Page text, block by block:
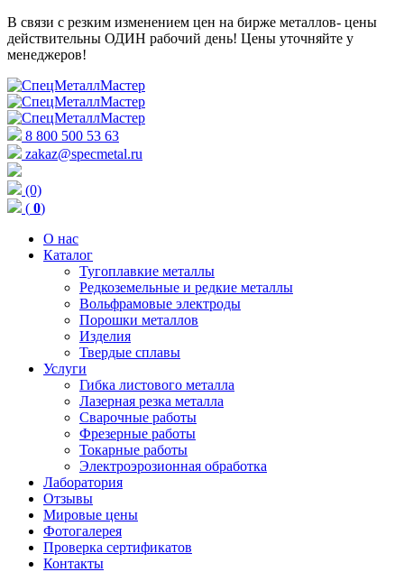
В связи с резким изменением цен на бирже металлов- цены
действительны ОДИН рабочий день! Цены уточняйте у
менеджеров!
8 800 500 53 63
zakaz@specmetal.ru
(0)
( 0)
О нас
Каталог
Тугоплавкие металлы
Редкоземельные и редкие металлы
Вольфрамовые электроды
Порошки металлов
Изделия
Твердые сплавы
Услуги
Гибка листового металла
Лазерная резка металла
Сварочные работы
Фрезерные работы
Токарные работы
Электроэрозионная обработка
Лаборатория
Отзывы
Мировые цены
Фотогалерея
Проверка сертификатов
Контакты